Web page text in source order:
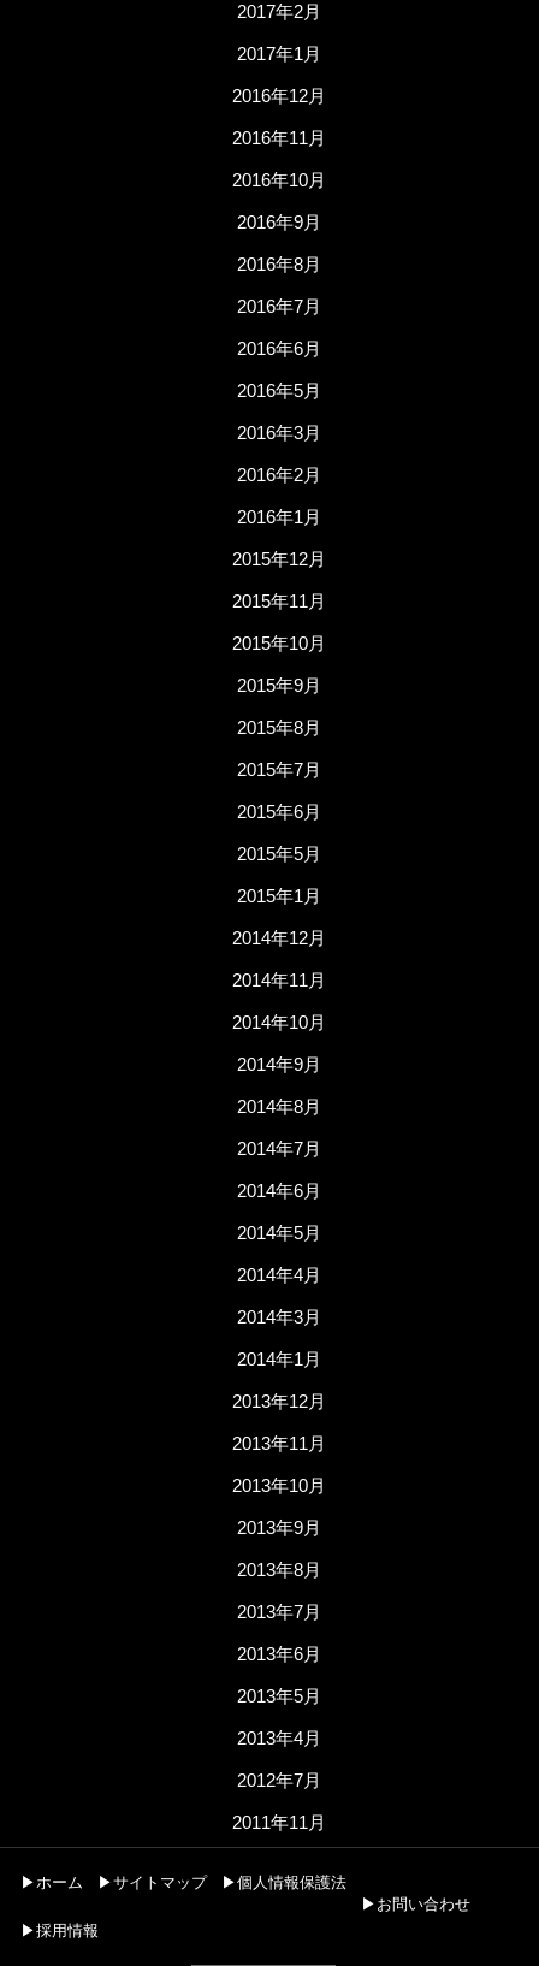
2017年2月
2017年1月
2016年12月
2016年11月
2016年10月
2016年9月
2016年8月
2016年7月
2016年6月
2016年5月
2016年3月
2016年2月
2016年1月
2015年12月
2015年11月
2015年10月
2015年9月
2015年8月
2015年7月
2015年6月
2015年5月
2015年1月
2014年12月
2014年11月
2014年10月
2014年9月
2014年8月
2014年7月
2014年6月
2014年5月
2014年4月
2014年3月
2014年1月
2013年12月
2013年11月
2013年10月
2013年9月
2013年8月
2013年7月
2013年6月
2013年5月
2013年4月
2012年7月
2011年11月
▶ホーム ▶サイトマップ
▶個人情報保護法
▶お問い合わせ
▶採用情報